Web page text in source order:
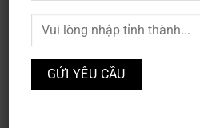
Danh mục:Honda, Ô TÔ